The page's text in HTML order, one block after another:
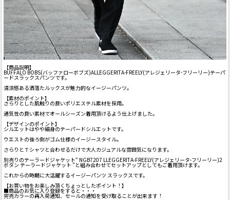
【商品説明】
BUFFALO BOBS(バッファローボブズ)ALLEGGERITA-FREELY(アレジェリータ-フリーリー)テーパ
ードスラックスパンツです。
清涼感ある洒落たルックスが魅力的なイージーパンツ。
【素材のポイント】
さらりとした肌触りの良いポリエステル素材を採用。
通気性の良い素材でオールシーズン着用頂けるよう仕上げました。
【デザインのポイント】
シルエットはやや細身のテーパードシルエットです。
ウエストの後ろ側がゴム仕様のイージースタイル。
さらりとＴシャツと合わせるだけで大人カジュアルな雰囲気になります。
別売りのテーラードジャケット“ NGB7207 LLEGGERITA-FREELY(アレジェリータ-フリーリー)2
ボタン テーラードジャケット ”と組み合わせてセットアップとしてもご着用頂けます。
これからの時期に大活躍するイージーパンツ スラックスです。
【お買い物をお楽しみ頂くちょっとしたポイント！】
■商品のお気に入り登録をすると・・・
完売カラーの再入荷通知、セールの通知を受け取ることが出来ます！